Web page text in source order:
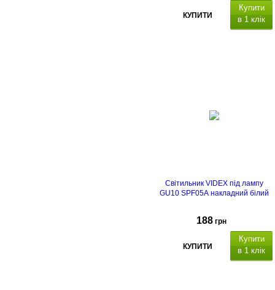
КУПИТИ
Купити
в 1 клік
Світильник VIDEX під лампу
GU10 SPF05A накладний білий
188 грн
КУПИТИ
Купити
в 1 клік